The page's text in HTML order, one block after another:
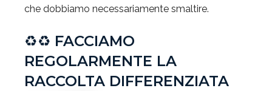
che dobbiamo necessariamente smaltire.
♻♻ FACCIAMO
REGOLARMENTE LA
RACCOLTA DIFFERENZIATA